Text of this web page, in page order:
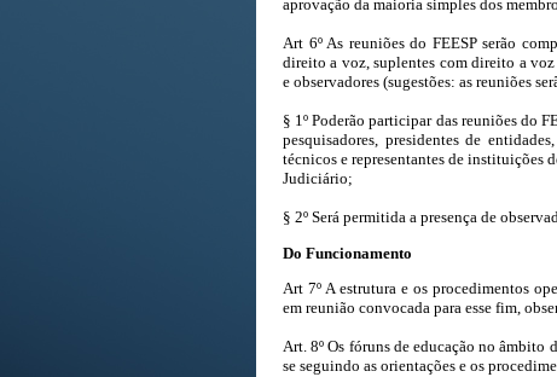
aprovação da maioria simples dos
Art 6º As reuniões do FEESP serão
direito a voz, suplentes com direito a
e observadores (sugestões: as reuniões
§ 1º Poderão participar das reuniões do
pesquisadores, presidentes de
técnicos e representantes de instituições
Judiciário;
§ 2º Será permitida a presença de
Do Funcionamento
Art 7º A estrutura e os procedimentos
em reunião convocada para esse fim,
Art. 8º Os fóruns de educação no
se seguindo as orientações e os